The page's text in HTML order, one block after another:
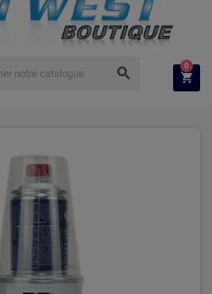
 
0